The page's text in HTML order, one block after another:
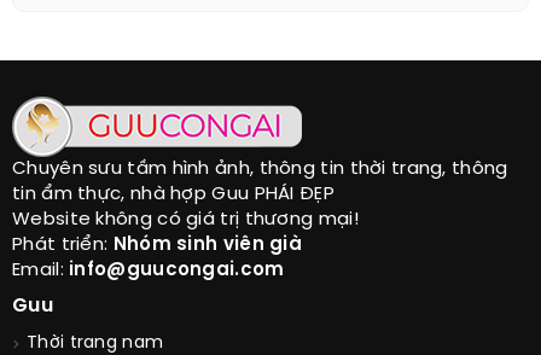
Chuyên sưu tầm hình ảnh, thông tin thời trang, thông
tin ẩm thực, nhà hợp Guu PHÁI ĐẸP
Website không có giá trị thương mại!
Phát triển: Nhóm sinh viên già
Email: info@guucongai.com
Guu
Thời trang nam